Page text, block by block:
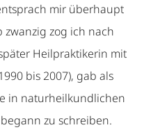
mir überhaupt
zog ich nach
Heilpraktikerin mit
bis 2007), gab als
in naturheilkundlichen
zu schreiben.